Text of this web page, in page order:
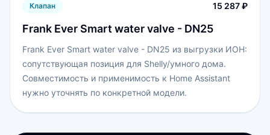
Клапан 15 287 ₽
Frank Ever Smart water valve - DN25
Frank Ever Smart water valve - DN25 из выгрузки ИОН:
сопутствующая позиция для Shelly/умного дома.
Совместимость и применимость к Home Assistant
нужно уточнять по конкретной модели.